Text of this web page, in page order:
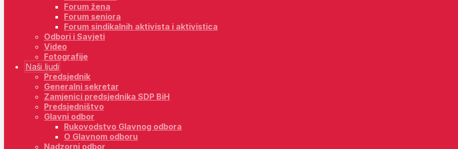
Forum žena
Forum seniora
Forum sindikalnih aktivista i aktivistica
Odbori i Savjeti
Video
Fotografije
Naši ljudi
Predsjednik
Generalni sekretar
Zamjenici predsjednika SDP BiH
Predsjedništvo
Glavni odbor
Rukovodstvo Glavnog odbora
O Glavnom odboru
Nadzorni odbor